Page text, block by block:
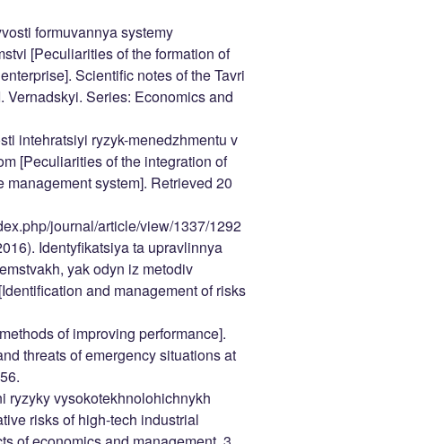
formuvannya systemy
[Peculiarities of the formation of
Scientific notes of the Tavri
Vernadskyi. Series: Economics and
intehratsiyi ryzyk-menedzhmentu v
[Peculiarities of the integration of
system]. Retrieved 20
journal/article/view/1337/1292
Identyfikatsiya ta upravlinnya
yak odyn iz metodiv
and management of risks
of improving performance].
threats of emergency situations at
ryzyky vysokotekhnolohichnykh
risks of high-tech industrial